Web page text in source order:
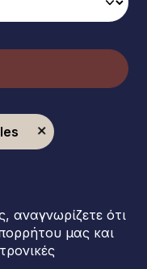
αναγνωρίζετε ότι
μας και